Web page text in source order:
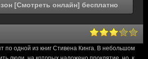
[Смотреть онлайн] бесплатно
по одной из книг Стивена Кинга. В небольшом